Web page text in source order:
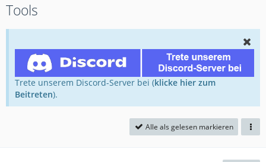
Tools
Trete unserem Discord-Server bei (klicke hier zum
Beitreten).
Alle als gelesen markieren